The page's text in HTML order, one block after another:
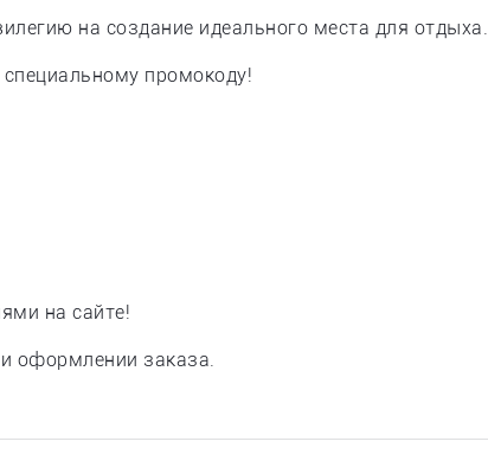
на создание идеального места для отдыха.
промокоду!
на сайте!
оформлении заказа.